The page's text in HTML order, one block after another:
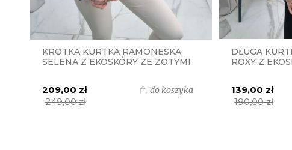
KRÓTKA KURTKA RAMONESKA
SELENA Z EKOSKÓRY ZE ZOTYMI
209,00 zł
249,00 zł
do koszyka
DŁUGA
ROXY Z
139,00 zł
190,00 zł